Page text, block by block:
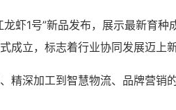
虾1号”新品发布，展示最新育
立，标志着行业协同发展迈上新
精深加工到智慧物流、品牌营销